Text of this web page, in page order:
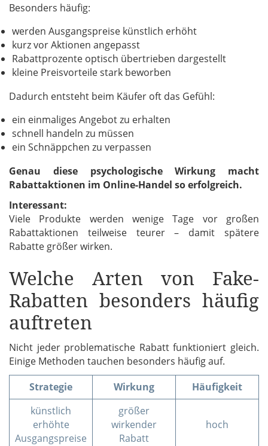
Besonders häufig:
werden Ausgangspreise künstlich erhöht
kurz vor Aktionen angepasst
Rabattprozente optisch übertrieben dargestellt
kleine Preisvorteile stark beworben
Dadurch entsteht beim Käufer oft das Gefühl:
ein einmaliges Angebot zu erhalten
schnell handeln zu müssen
ein Schnäppchen zu verpassen
Genau diese psychologische Wirkung macht
Rabattaktionen im Online-Handel so erfolgreich.
Interessant:
Viele Produkte werden wenige Tage vor großen
Rabattaktionen teilweise teurer – damit spätere
Rabatte größer wirken.
Welche Arten von Fake-
Rabatten besonders häufig
auftreten
Nicht jeder problematische Rabatt funktioniert gleich.
Einige Methoden tauchen besonders häufig auf.
Strategie
Wirkung
Häufigkeit
künstlich
erhöhte
Ausgangspreise
größer
wirkender
Rabatt
hoch